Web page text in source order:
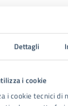
Dettagli
i cookie
i cookie tecnici di
le